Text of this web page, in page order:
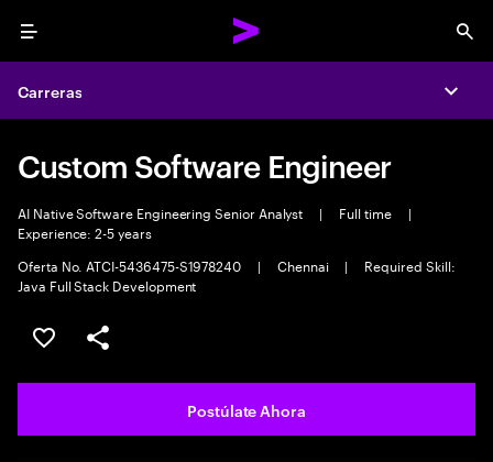
Menu
Carreras
Custom Software Engineer
AI Native Software Engineering Senior Analyst | Full time
|
Experience: 2-5 years
Oferta No. ATCI-5436475-S1978240
| Chennai |
Required Skill:
Java Full Stack Development
Guardar este empleo
Compartir este empleo
Postúlate Ahora